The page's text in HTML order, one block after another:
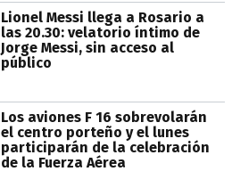
Lionel Messi llega a Rosario a
las 20.30: velatorio íntimo de
Jorge Messi, sin acceso al
público
Los aviones F 16 sobrevolarán
el centro porteño y el lunes
participarán de la celebración
de la Fuerza Aérea